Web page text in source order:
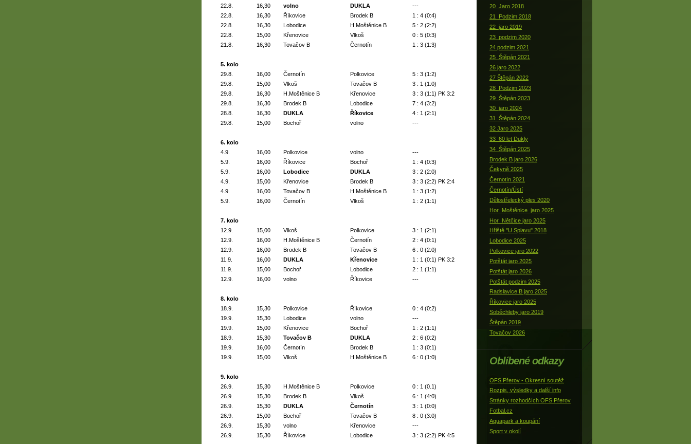
22.8.
16,30 volno DUKLA
---
22.8.
16,30 Říkovice Brodek B
1 : 4 (0:4)
22.8.
16,30 Lobodice H.Moštěnice B
5 : 2 (2:2)
22.8.
15,00 Křenovice Vlkoš
0 : 5 (0:3)
21.8.
16,30 Tovačov B Černotín 1 : 3 (1:3)
5. kolo
29.8.
16,00 Černotín Polkovice
5 : 3 (1:2)
29.8.
15,00 Vlkoš Tovačov B
3 : 1 (1:0)
29.8.
16,30 H.Moštěnice B Křenovice
3 : 3 (1:1) PK 3:2
29.8.
16,30 Brodek B Lobodice
7 : 4 (3:2)
28.8.
16,30 DUKLA Říkovice
4 : 1 (2:1)
29.8.
15,00 Bochoř volno ---
6. kolo
4.9.
16,00 Polkovice volno
---
5.9.
16,00 Říkovice Bochoř
1 : 4 (0:3)
5.9.
16,00 Lobodice DUKLA
3 : 2 (2:0)
4.9.
15,00 Křenovice Brodek B
3 : 3 (2:2) PK 2:4
4.9.
16,00 Tovačov B H.Moštěnice B
1 : 3 (1:2)
5.9.
16,00 Černotín Vlkoš 1 : 2 (1:1)
7. kolo
12.9.
15,00 Vlkoš Polkovice
3 : 1 (2:1)
12.9.
16,00 H.Moštěnice B Černotín
2 : 4 (0:1)
12.9.
16,00 Brodek B Tovačov B
6 : 0 (2:0)
11.9.
16,00 DUKLA Křenovice
1 : 1 (0:1) PK 3:2
11.9.
15,00 Bochoř Lobodice
2 : 1 (1:1)
12.9.
16,00 volno Říkovice ---
8. kolo
18.9.
15,30 Polkovice Říkovice
0 : 4 (0:2)
19.9.
15,30 Lobodice volno
---
19.9.
15,00 Křenovice Bochoř
1 : 2 (1:1)
18.9.
15,30 Tovačov B DUKLA
2 : 6 (0:2)
19.9.
16,00 Černotín Brodek B
1 : 3 (0:1)
19.9.
15,00 Vlkoš H.Moštěnice B 6 : 0 (1:0)
9. kolo
26.9.
15,30 H.Moštěnice B Polkovice
0 : 1 (0.1)
26.9.
15,30 Brodek B Vlkoš
6 : 1 (4:0)
26.9.
15,30 DUKLA Černotín
3 : 1 (0:0)
26.9.
15,00 Bochoř Tovačov B
8 : 0 (3:0)
26.9.
15,30 volno Křenovice
---
26.9.
15,30 Říkovice Lobodice 3 : 3 (2:2) PK 4:5
20_Jaro 2018
21_Podzim 2018
22_jaro 2019
23_podzim 2020
24 podzim 2021
25_Štěpán 2021
26 jaro 2022
27 Štěpán 2022
28_Podzim 2023
29_Štěpán 2023
30_jaro 2024
31_Štěpán 2024
32 Jaro 2025
33_60 let Dukly
34_Štěpán 2025
Brodek B jaro 2026
Čekyně 2025
Černotín 2021
Černotín/Ústí
Dělostřelecký ples 2020
Hor_Moštěnice_jaro 2025
Hor_Nětčice jaro 2025
Hřiště "U Splavu" 2018
Lobodice 2025
Polkovice jaro 2022
Potštát jaro 2025
Potštát jaro 2026
Potštát podzim 2025
Radslavice B jaro 2025
Říkovice jaro 2025
Soběchleby jaro 2019
Štěpán 2019
Tovačov 2026
Oblíbené odkazy
OFS Přerov - Okresní soutěž
Rozpis, výsledky a další info
Stránky rozhodčích OFS Přerov
Fotbal.cz
Aquapark a koupání
Sport v okolí